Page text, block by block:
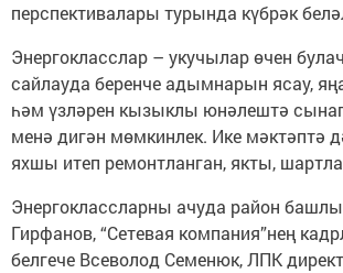
перспективалары турында күбрәк
Энергокласслар – укучылар өчен
сайлауда беренче адымнарын ясау,
һәм үзләрен кызыклы юнәлештә
менә дигән мөмкинлек. Ике мәктәптә
яхшы итеп ремонтланган, якты,
Энергоклассларны ачуда район
Гирфанов, “Сетевая компания”нең
белгече Всеволод Семенюк, ЛПК